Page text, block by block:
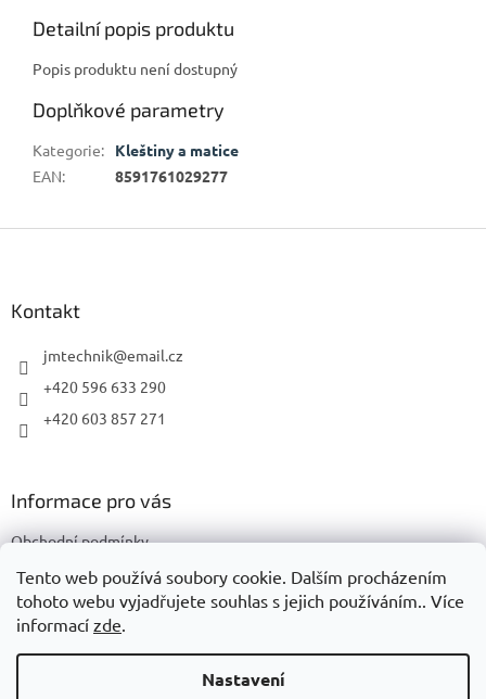
Tento web používá soubory cookie. Dalším procházením
tohoto webu vyjadřujete souhlas s jejich používáním.. Více
informací zde.
Nastavení
Detailní popis produktu
Popis produktu není dostupný
Doplňkové parametry
Kategorie:
Kleštiny a matice
EAN: 8591761029277
Kontakt
jmtechnik@email.cz
+420 596 633 290
+420 603 857 271
Informace pro vás
Obchodní podmínky
Podmínky ochrany osobních údajů